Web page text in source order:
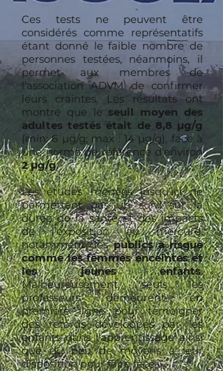
Ces tests ne peuvent être
considérés comme représentatifs
étant donné le faible nombre de
personnes testées, néanmoins, il
permet aux membres de
l’association ADVM de confirmer
leurs craintes. Les résultats ont
montré que leseuil moyen des
adultes testés était de 8,8 µg/g
(min: 6 µg/g; max : 14 µg/g), face à
une norme de référence d'environ
2 µg/g.
Les études menées jusqu’ici ne
permettent pas un suivi sur la
durée de la santé et des impacts
de l’exposition au mercure,
notamment despublics à risque
comme les femmes enceintes et
les jeunes enfants.
Malheureusement, seuls les
professeurs demeurent en
première ligne pour témoigner
des retards développés par les
enfants dans l’apprentissage ainsi
que du peu de moyens à leur
disposition pour faire face.